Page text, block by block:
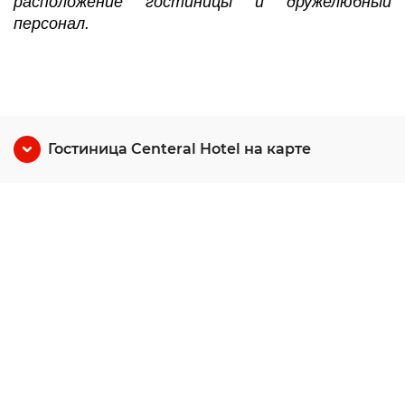
персонал.
Гостиница Centeral Hotel на карте